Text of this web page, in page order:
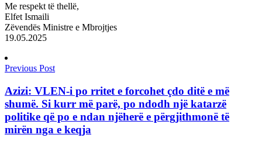
Me respekt të thellë,
Elfet Ismaili
Zëvendës Ministre e Mbrojtjes
19.05.2025
Previous Post
Azizi: VLEN-i po rritet e forcohet çdo ditë e më
shumë. Si kurr më parë, po ndodh një katarzë
politike që po e ndan njëherë e përgjithmonë të
mirën nga e keqja